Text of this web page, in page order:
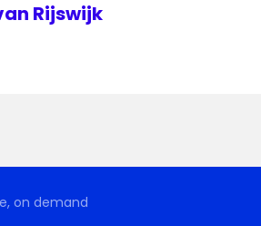
Rijswijk
on demand